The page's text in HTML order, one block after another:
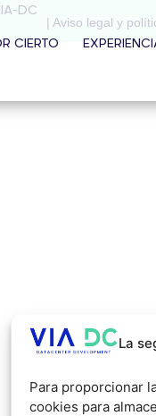
La
Para proporcionar
cookies para
CIERTO
DC
| Aviso legal y